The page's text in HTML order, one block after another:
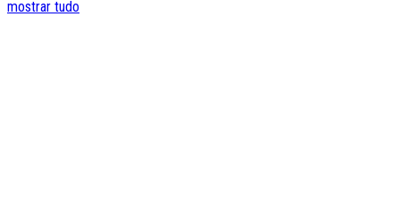
mostrar tudo